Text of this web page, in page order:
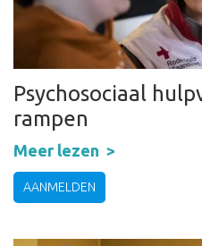
Psychosociaal
rampen
Meer lezen
AANMELDEN